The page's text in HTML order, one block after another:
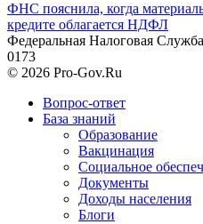
ФНС пояснила, когда
кредите облагается НДФЛ
Федеральная Налоговая
0173
© 2026 Pro-Gov.Ru
Вопрос-ответ
База знаний
Образование
Вакцинация
Социальное
Документы
Доходы населения
Блоги